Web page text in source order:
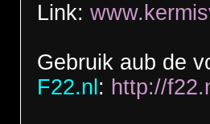
Link:
Gebruik aub de
F22.nl : http://